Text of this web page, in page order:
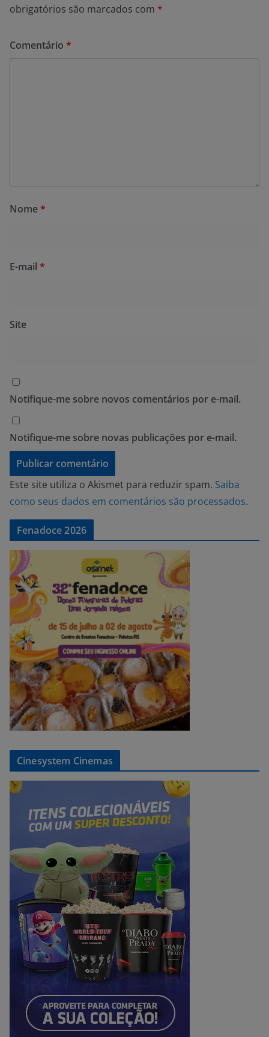
obrigatórios são marcados com *
Comentário *
Nome*
E-mail *
Site
Notifique-me sobre novos comentários por e-mail.
Notifique-me sobre novas publicações por e-mail.
Este site utiliza o Akismet para reduzir spam. Saiba
como seus dados em comentários são processados.
Fenadoce 2026
Cinesystem Cinemas